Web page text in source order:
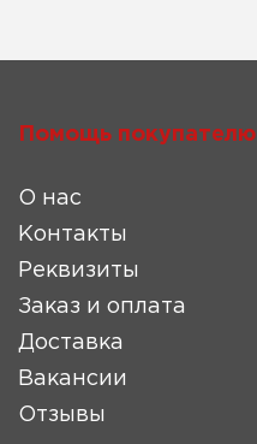
Помощь покупателю
О нас
Контакты
Реквизиты
Заказ и оплата
Доставка
Вакансии
Отзывы